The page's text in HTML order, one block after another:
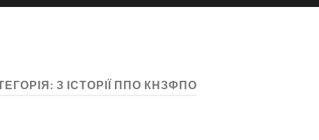
З ІСТОРІЇ ППО КНЗФПО